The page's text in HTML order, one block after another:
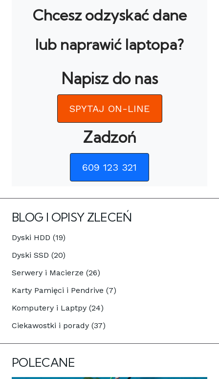
Chcesz odzyskać dane
lub naprawić laptopa?
Napisz do nas
SPYTAJ ON-LINE
Zadzoń
609 123 321
BLOG I OPISY ZLECEŃ
Dyski HDD (19)
Dyski SSD (20)
Serwery i Macierze (26)
Karty Pamięci i Pendrive (7)
Komputery i Laptpy (24)
Ciekawostki i porady (37)
POLECANE